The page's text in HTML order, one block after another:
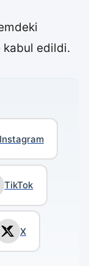
kabul edildi.
TikTok
X